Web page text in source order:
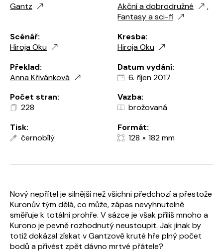
Gantz
Akční a dobrodružné
,
Fantasy a sci-fi
Scénář:
Hiroja Oku
Kresba:
Hiroja Oku
Překlad:
Anna Křivánková
Datum vydání:
6. říjen 2017
Počet stran:
228
Vazba:
brožovaná
Tisk:
černobílý
Formát:
128 × 182 mm
Nový nepřítel je silnější než všichni předchozí a přestože
Kuronův tým dělá, co může, zápas nevyhnutelně
směřuje k totální prohře. V sázce je však příliš mnoho a
Kurono je pevně rozhodnutý neustoupit. Jak jinak by
totiž dokázal získat v Gantzově kruté hře plný počet
bodů a přivést zpět dávno mrtvé přátele?